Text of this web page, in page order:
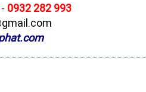
- 0932 282 993